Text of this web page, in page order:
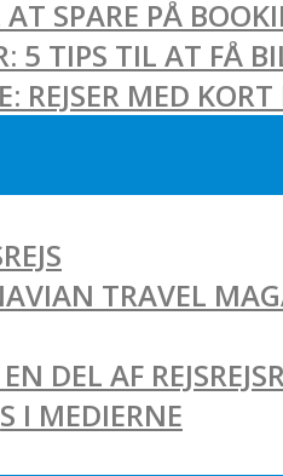
SPARE PÅ
5 TIPS TIL AT FÅ
REJSER MED
TRAVEL
DEL AF
I MEDIERNE